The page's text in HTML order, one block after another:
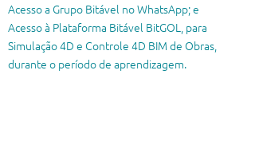
Acesso a Grupo Bitável no WhatsApp; e
Acesso à Plataforma Bitável BitGOL, para
Simulação 4D e Controle 4D BIM de Obras,
durante o período de aprendizagem.